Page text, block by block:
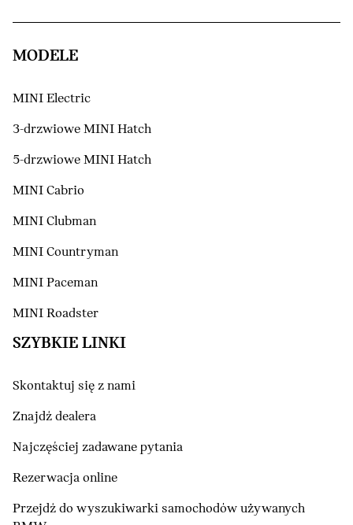
MODELE
MINI Electric
3-drzwiowe MINI Hatch
5-drzwiowe MINI Hatch
MINI Cabrio
MINI Clubman
MINI Countryman
MINI Paceman
MINI Roadster
SZYBKIE LINKI
Skontaktuj się z nami
Znajdź dealera
Najczęściej zadawane pytania
Rezerwacja online
Przejdź do wyszukiwarki samochodów używanych